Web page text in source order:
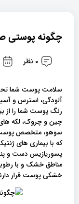
چگونه پوستی
0 نظر
سلامت پوست شما تحت
آلودگی، استرس و
رنگ پوست شما را از
چین و چروک، لکه های
سوهو، متخصص پوست
که با بیماری های
پسوریازیس دست و
مناطق خشک و با
خشکی پوست قرار